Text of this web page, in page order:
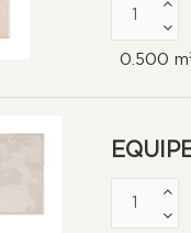
0.500